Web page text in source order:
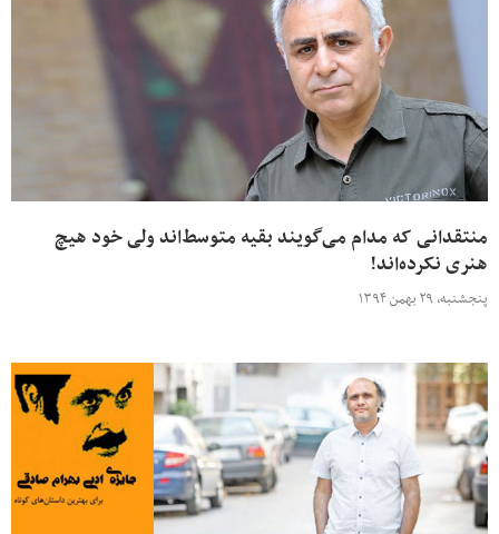
منتقدانی که مدام می‌گویند بقیه متوسط‌اند ولی خود هیچ
هنری نکرده‌اند!
پنجشنبه، ۲۹ بهمن ۱۳۹۴